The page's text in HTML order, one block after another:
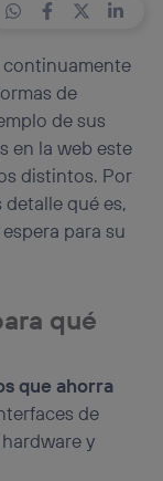
de
de sus
en la web este
distintos. Por
qué es,
para su
qué
que ahorra
de
y